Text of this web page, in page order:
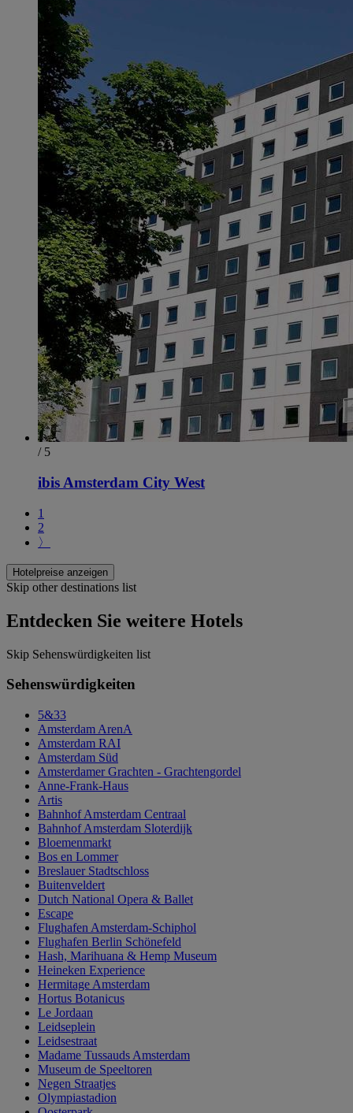
/ 5
ibis Amsterdam City West
1
2
〉
Hotelpreise anzeigen
Skip other destinations list
Entdecken Sie weitere Hotels
Skip Sehenswürdigkeiten list
Sehenswürdigkeiten
5&33
Amsterdam ArenA
Amsterdam RAI
Amsterdam Süd
Amsterdamer Grachten - Grachtengordel
Anne-Frank-Haus
Artis
Bahnhof Amsterdam Centraal
Bahnhof Amsterdam Sloterdijk
Bloemenmarkt
Bos en Lommer
Breslauer Stadtschloss
Buitenveldert
Dutch National Opera & Ballet
Escape
Flughafen Amsterdam-Schiphol
Flughafen Berlin Schönefeld
Hash, Marihuana & Hemp Museum
Heineken Experience
Hermitage Amsterdam
Hortus Botanicus
Le Jordaan
Leidseplein
Leidsestraat
Madame Tussauds Amsterdam
Museum de Speeltoren
Negen Straatjes
Olympiastadion